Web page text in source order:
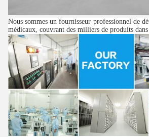
Nous sommes un fournisseur professionnel de
médicaux, couvrant des milliers de produits